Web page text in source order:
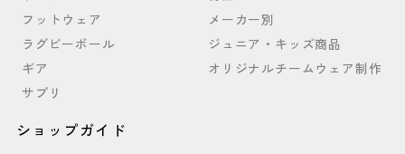
フットウェア
ラグビーボール
ギア
サプリ
メーカー別
ジュニア・キッズ商品
オリジナルチームウェア制作
ショップガイド